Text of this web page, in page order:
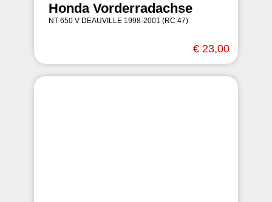
Honda Vorderradachse
NT 650 V DEAUVILLE 1998-2001 (RC 47)
€ 23,00